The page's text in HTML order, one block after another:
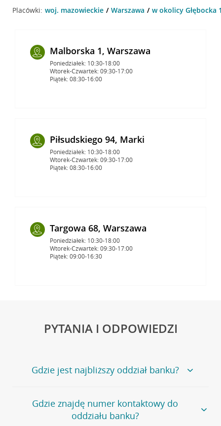
Placówki: woj. mazowieckie Warszawa w okolicy Głębocka
Malborska 1, Warszawa
Poniedziałek: 10:30-18:00
Wtorek-Czwartek: 09:30-17:00
Piątek: 08:30-16:00
Piłsudskiego 94, Marki
Poniedziałek: 10:30-18:00
Wtorek-Czwartek: 09:30-17:00
Piątek: 08:30-16:00
Targowa 68, Warszawa
Poniedziałek: 10:30-18:00
Wtorek-Czwartek: 09:30-17:00
Piątek: 09:00-16:30
PYTANIA I ODPOWIEDZI
Gdzie jest najbliższy oddział banku?
Jeśli szukasz oddziału naszego banku, zapraszamy na
stronęPlacówki i bankomaty, na której znajduje się
wygodna wyszukiwarka.
Gdzie znajdę numer kontaktowy do
oddziału banku?